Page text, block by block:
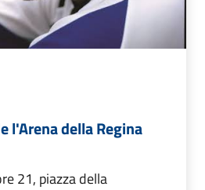
l'Arena della Regina
21, piazza della